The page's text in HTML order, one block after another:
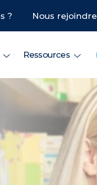
? Nous rejoindre
Ressources